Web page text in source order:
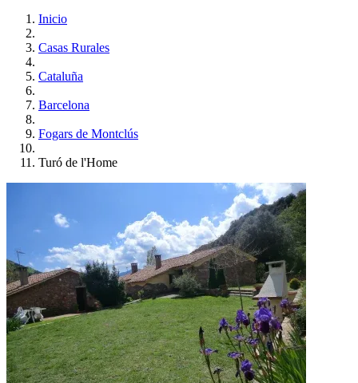
Inicio
Casas Rurales
Cataluña
Barcelona
Fogars de Montclús
Turó de l'Home